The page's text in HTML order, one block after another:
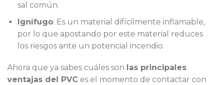
sal común.
Ignífugo: Es un material difícilmente inflamable,
por lo que apostando por este material reduces
los riesgos ante un potencial incendio.
Ahora que ya sabes cuáles son las principales
ventajas del PVC es el momento de contactar con